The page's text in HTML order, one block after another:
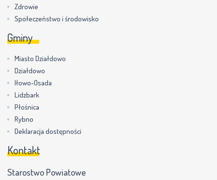
Zdrowie
Społeczeństwo i środowisko
Gminy
Miasto Działdowo
Działdowo
Iłowo-Osada
Lidzbark
Płośnica
Rybno
Deklaracja dostępności
Kontakt
Starostwo Powiatowe